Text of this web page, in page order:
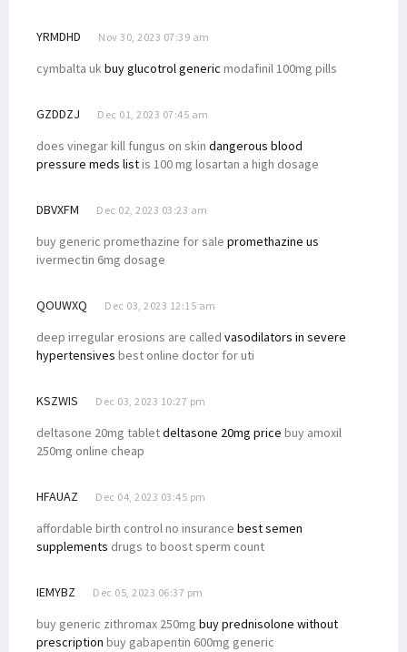
YRMDHD Nov 30, 2023 07:39 am
cymbalta uk buy glucotrol generic modafinil 100mg pills
GZDDZJ Dec 01, 2023 07:45 am
does vinegar kill fungus on skin dangerous blood
pressure meds listis 100 mg losartan a high dosage
DBVXFM Dec 02, 2023 03:23 am
buy generic promethazine for sale promethazine us
ivermectin 6mg dosage
QOUWXQ Dec 03, 2023 12:15 am
deep irregular erosions are called vasodilators in severe
hypertensives best online doctor for uti
KSZWIS Dec 03, 2023 10:27 pm
deltasone 20mg tabletdeltasone 20mg price buy amoxil
250mg online cheap
HFAUAZ Dec 04, 2023 03:45 pm
affordable birth control no insurance best semen
supplements drugs to boost sperm count
IEMYBZ Dec 05, 2023 06:37 pm
buy generic zithromax 250mg buy prednisolone without
prescription buy gabapentin 600mg generic